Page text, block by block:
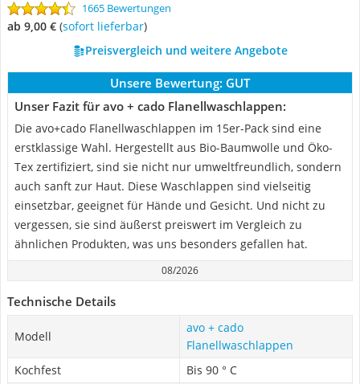
1665 Bewertungen
ab 9,00 € ( Sofort lieferbar)
Preisvergleich und weitere Angebote
Unsere Bewertung: GUT
Unser Fazit für avo + cado Flanellwaschlappen:
Die avo+cado Flanellwaschlappen im 15er-Pack sind eine
erstklassige Wahl. Hergestellt aus Bio-Baumwolle und Öko-
Tex zertifiziert, sind sie nicht nur umweltfreundlich, sondern
auch sanft zur Haut. Diese Waschlappen sind vielseitig
einsetzbar, geeignet für Hände und Gesicht. Und nicht zu
vergessen, sie sind äußerst preiswert im Vergleich zu
ähnlichen Produkten, was uns besonders gefallen hat.
08/2026
Technische Details
Modell
avo + cado
Flanellwaschlappen
Kochfest
Bis 90 ° C